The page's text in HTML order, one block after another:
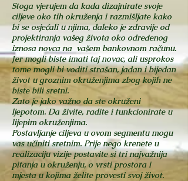
Stoga vjerujem da kada dizajnirate svoje
ciljeve oko tih okruženja i razmišljate kako
bi se osjećali u njima, daleko je zdravije od
projektiranja vašeg života oko određenog
iznosa novca na vašem bankovnom računu.
Jer mogli biste imati taj novac, ali usprokos
tome mogli bi voditi strašan, jadan i bijedan
život u groznim okruženjima zbog kojih ne
biste bili sretni.
Zato je jako važno da ste okruženi
ljepotom. Da živite, radite i funkcionirate u
lijepim okruženjima.
Postavljanje ciljeva u ovom segmentu mogu
vas učiniti sretnim. Prije nego krenete u
realizaciju vizije postavite si tri najvažnija
pitanja u okruženju, o vrsti prostora i
mjesta u kojima želite provesti svoj život.